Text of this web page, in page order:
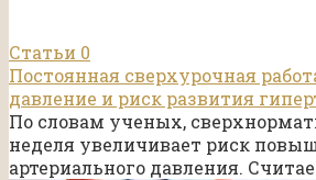
Статьи 0
Постоянная сверхурочная
давление и риск развития
По словам ученых,
неделя увеличивает риск
артериального давления.